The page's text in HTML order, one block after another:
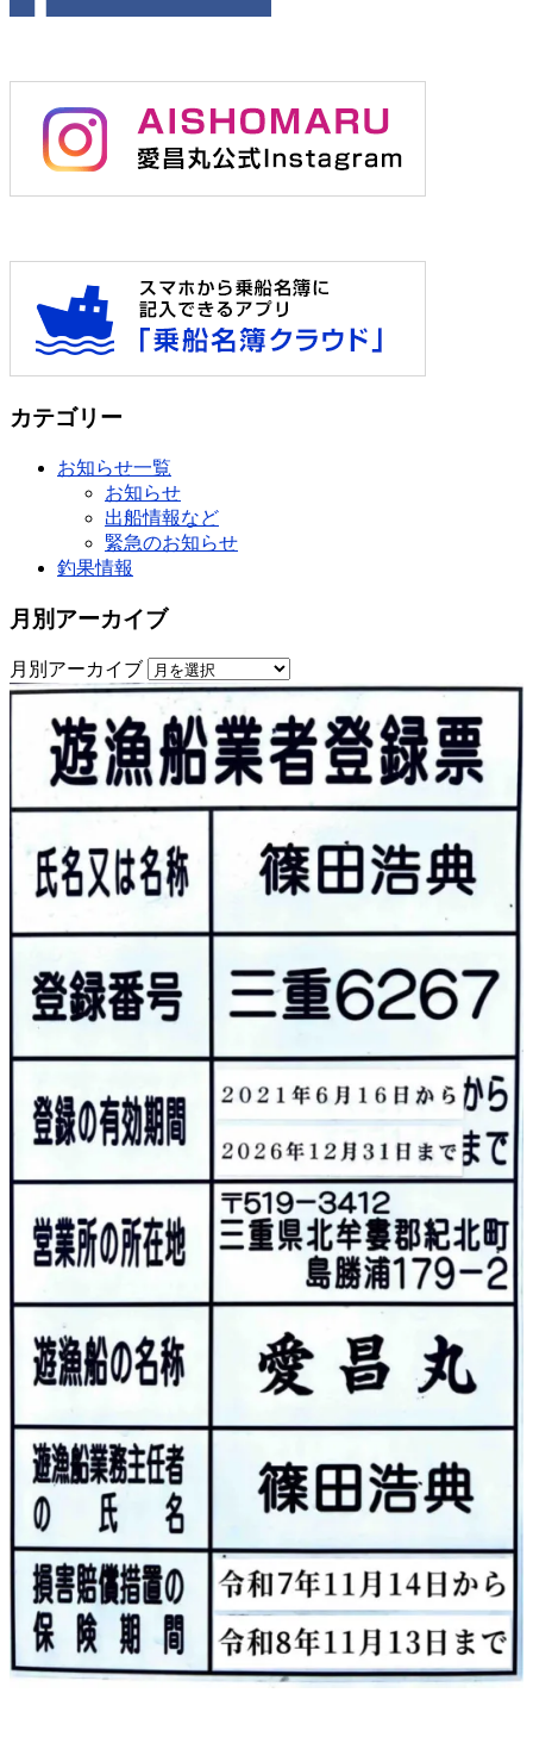
カテゴリー
お知らせ一覧
お知らせ
出船情報など
緊急のお知らせ
釣果情報
月別アーカイブ
月別アーカイブ